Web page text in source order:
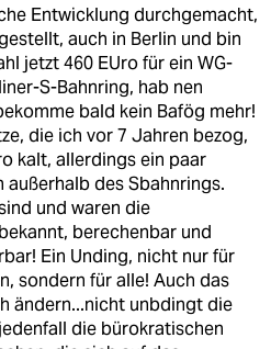
Entwicklung durchgemacht,
auch in Berlin und bin
jetzt 460 EUro für ein WG-
S-Bahnring, hab nen
bald kein Bafög mehr!
die ich vor 7 Jahren bezog,
kalt, allerdings ein paar
außerhalb des Sbahnrings.
und waren die
berechenbar und
Ein Unding, nicht nur für
sondern für alle! Auch das
ändern...nicht unbdingt die
die bürokratischen